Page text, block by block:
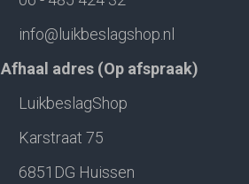
info@luikbeslagshop.nl
Afhaal adres (Op afspraak)
LuikbeslagShop
Karstraat 75
6851DG Huissen